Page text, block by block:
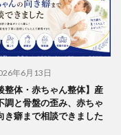
年6月13日
整体・赤ちゃん整体】産
調と骨盤の歪み、赤ちゃ
き癖まで相談できました